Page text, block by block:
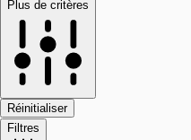
Plus de critères
Réinitialiser
Filtres